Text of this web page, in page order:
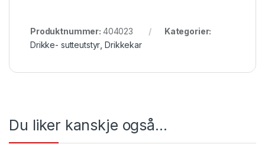
Produktnummer: 404023
Kategorier:
Drikke- sutteutstyr ,Drikkekar
Du liker kanskje også…